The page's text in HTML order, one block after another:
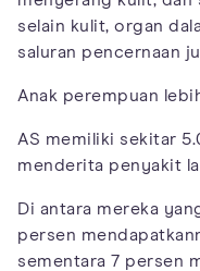
selain kulit, organ
saluran pencernaan
Anak perempuan
AS memiliki sekitar
menderita penyakit
Di antara mereka
persen
sementara 7 persen